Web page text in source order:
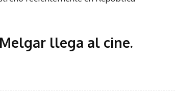
llega al cine.